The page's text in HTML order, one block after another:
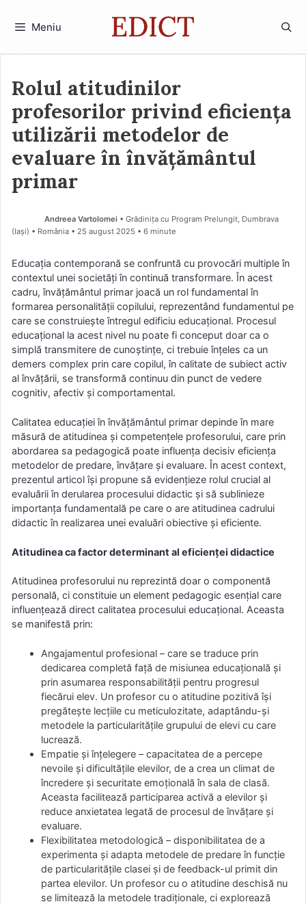
Meniu
Rolul atitudinilor
profesorilor privind eficiența
utilizării metodelor de
evaluare în învățământul
primar
Andreea Vartolomei • Grădinița cu Program Prelungit, Dumbrava
(Iaşi) • România
25 august 2025 • 6 minute
Educația contemporană se confruntă cu provocări multiple în
contextul unei societăți în continuă transformare. În acest
cadru, învățământul primar joacă un rol fundamental în
formarea personalității copilului, reprezentând fundamentul pe
care se construiește întregul edificiu educațional. Procesul
educațional la acest nivel nu poate fi conceput doar ca o
simplă transmitere de cunoștințe, ci trebuie înțeles ca un
demers complex prin care copilul, în calitate de subiect activ
al învățării, se transformă continuu din punct de vedere
cognitiv, afectiv și comportamental.
Calitatea educației în învățământul primar depinde în mare
măsură de atitudinea și competențele profesorului, care prin
abordarea sa pedagogică poate influența decisiv eficiența
metodelor de predare, învățare și evaluare. În acest context,
prezentul articol își propune să evidențieze rolul crucial al
evaluării în derularea procesului didactic și să sublinieze
importanța fundamentală pe care o are atitudinea cadrului
didactic în realizarea unei evaluări obiective și eficiente.
Atitudinea ca factor determinant al eficienței didactice
Atitudinea profesorului nu reprezintă doar o componentă
personală, ci constituie un element pedagogic esențial care
influențează direct calitatea procesului educațional. Aceasta
se manifestă prin:
Angajamentul profesional – care se traduce prin
dedicarea completă față de misiunea educațională și
prin asumarea responsabilității pentru progresul
fiecărui elev. Un profesor cu o atitudine pozitivă își
pregătește lecțiile cu meticulozitate, adaptându-și
metodele la particularitățile grupului de elevi cu care
lucrează.
Empatie și înțelegere – capacitatea de a percepe
nevoile și dificultățile elevilor, de a crea un climat de
încredere și securitate emoțională în sala de clasă.
Aceasta facilitează participarea activă a elevilor și
reduce anxietatea legată de procesul de învățare și
evaluare.
Flexibilitatea metodologică – disponibilitatea de a
experimenta și adapta metodele de predare în funcție
de particularitățile clasei și de feedback-ul primit din
partea elevilor. Un profesor cu o atitudine deschisă nu
se limitează la metodele tradiționale, ci explorează